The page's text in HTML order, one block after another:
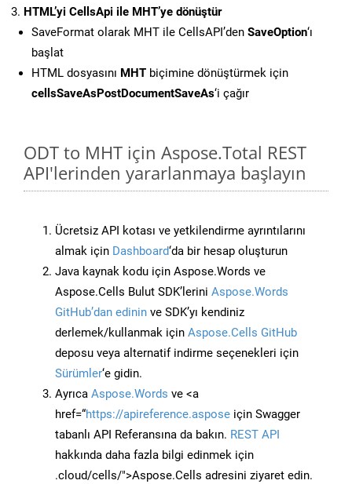
HTML’yi CellsApi ile MHT’ye dönüştür
SaveFormat olarak MHT ile CellsAPI’den SaveOption‘ı
başlat
HTML dosyasını MHT biçimine dönüştürmek için
cellsSaveAsPostDocumentSaveAs‘i çağır
ODT to MHT için Aspose.Total REST
API'lerinden yararlanmaya başlayın
Ücretsiz API kotası ve yetkilendirme ayrıntılarını
almak için Dashboard‘da bir hesap oluşturun
Java kaynak kodu için Aspose.Words ve
Aspose.Cells Bulut SDK’lerini Aspose.Words
GitHub’dan edinin ve SDK’yı kendiniz
derlemek/kullanmak için Aspose.Cells GitHub
deposu veya alternatif indirme seçenekleri için
Sürümler‘e gidin.
Ayrıca Aspose.Words ve <a
href=“https://apireference.aspose için Swagger
tabanlı API Referansına da bakın. REST API
hakkında daha fazla bilgi edinmek için
.cloud/cells/">Aspose.Cells adresini ziyaret edin.